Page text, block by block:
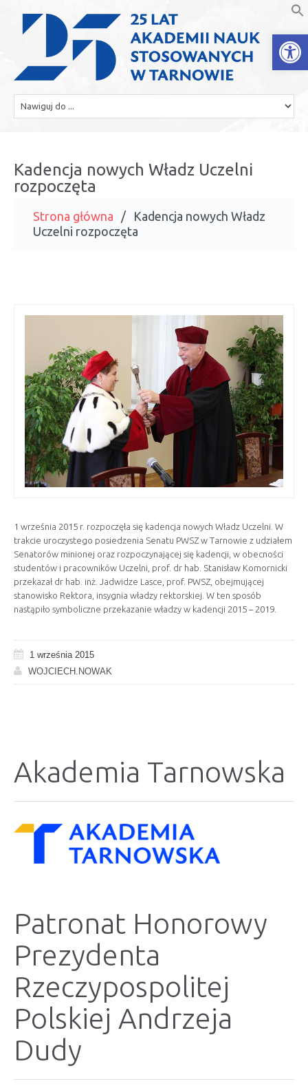
Kadencja nowych Władz Uczelni
rozpoczęta
Strona główna
Kadencja nowych Władz
Uczelni rozpoczęta
1 września 2015 r. rozpoczęła się kadencja nowych Władz Uczelni. W
trakcie uroczystego posiedzenia Senatu PWSZ w Tarnowie z udziałem
Senatorów minionej oraz rozpoczynającej się kadencji, w obecności
studentów i pracowników Uczelni, prof. dr hab. Stanisław Komornicki
przekazał dr hab. inż. Jadwidze Lasce, prof. PWSZ, obejmującej
stanowisko Rektora, insygnia władzy rektorskiej. W ten sposób
nastąpiło symboliczne przekazanie władzy w kadencji 2015 – 2019.
1 września 2015
WOJCIECH.NOWAK
Akademia Tarnowska
Patronat Honorowy
Prezydenta
Rzeczypospolitej
Polskiej Andrzeja
Dudy